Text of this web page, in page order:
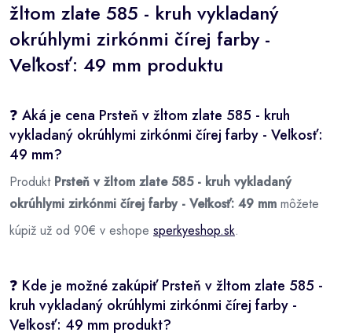
žltom zlate 585 - kruh vykladaný
okrúhlymi zirkónmi čírej farby -
Veľkosť: 49 mm produktu
❓ Aká je cena Prsteň v žltom zlate 585 - kruh
vykladaný okrúhlymi zirkónmi čírej farby - Veľkosť:
49 mm?
Produkt Prsteň v žltom zlate 585 - kruh vykladaný
okrúhlymi zirkónmi čírej farby - Veľkosť: 49 mm môžete
kúpiž už od 90€ v eshope sperkyeshop.sk.
❓ Kde je možné zakúpiť Prsteň v žltom zlate 585 -
kruh vykladaný okrúhlymi zirkónmi čírej farby -
Veľkosť: 49 mm produkt?